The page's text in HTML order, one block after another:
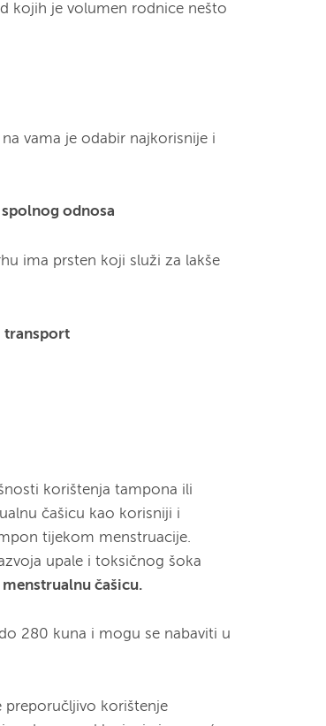
kojih je volumen rodnice nešto
vama je odabir najkorisnije i
odnosa
ima prsten koji služi za lakše
transport
korištenja tampona ili
čašicu kao korisniji i
tijekom menstruacije.
upale i toksičnog šoka
menstrualnu čašicu.
280 kuna i mogu se nabaviti u
preporučljivo korištenje